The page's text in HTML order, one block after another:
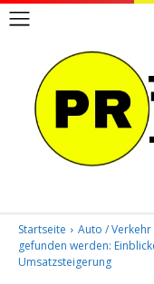
Startseite Auto / Verkehr
gefunden werden:
Umsatzsteigerung